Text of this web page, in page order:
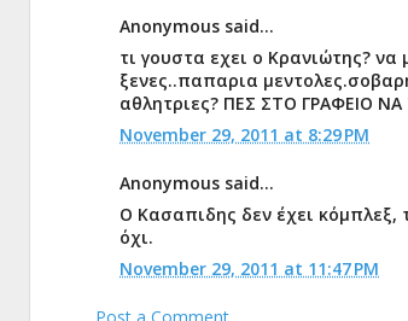
Anonymous said...
τι γουστα εχει ο Κρανιώτης?
ξενες..παπαρια
αθλητριες? ΠΕΣ ΣΤΟ ΓΡΑΦΕΙΟ
November 29, 2011 at 8:29 PM
Anonymous said...
Ο Κασαπιδης δεν έχει κόμπλεξ,
όχι.
November 29, 2011 at 11:47 PM